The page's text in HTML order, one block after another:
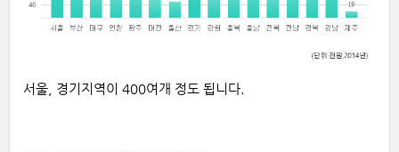
서울, 경기지역이 400여개 정도 됩니다.